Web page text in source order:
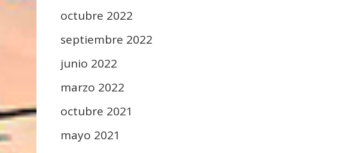
octubre 2022
septiembre 2022
junio 2022
marzo 2022
octubre 2021
mayo 2021